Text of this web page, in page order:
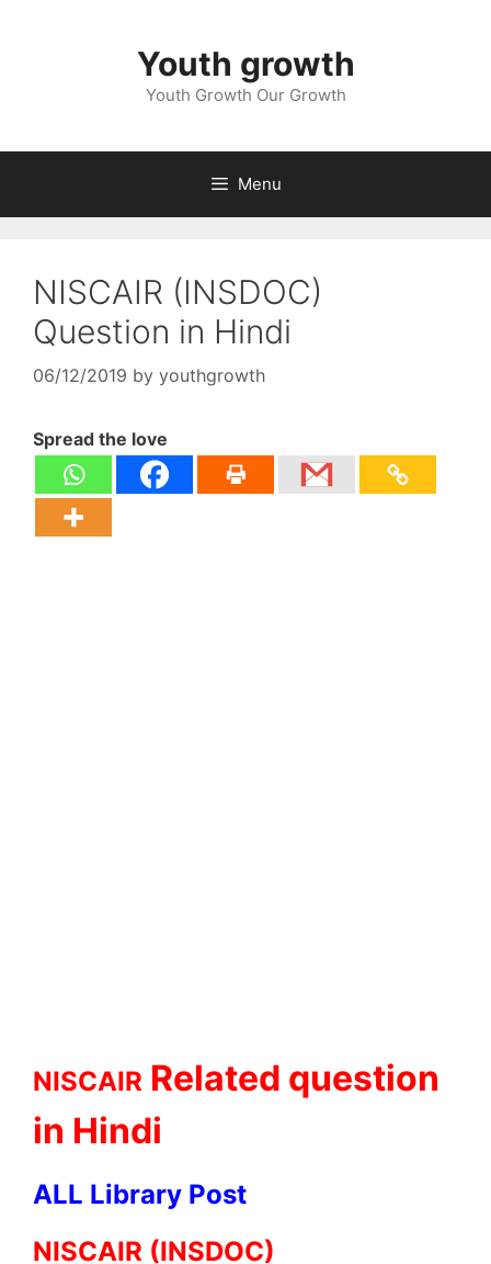
Youth growth
Youth Growth Our Growth
Menu
NISCAIR (INSDOC)
Question in Hindi
06/12/2019 by youthgrowth
Spread the love
NISCAIR Related question
in Hindi
ALL Library Post
NISCAIR (INSDOC)